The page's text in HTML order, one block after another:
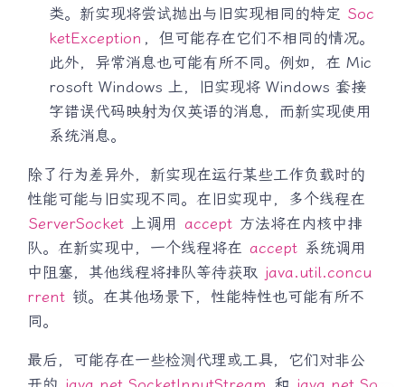
类。新实现将尝试抛出与旧实现相同的特定 Soc
ketException ，但可能存在它们不相同的情况。
此外，异常消息也可能有所不同。例如，在 Mic
rosoft Windows 上，旧实现将 Windows 套接
字错误代码映射为仅英语的消息，而新实现使用
系统消息。
除了行为差异外，新实现在运行某些工作负载时的
性能可能与旧实现不同。在旧实现中，多个线程在
ServerSocket 上调用 accept 方法将在内核中排
队。在新实现中，一个线程将在 accept 系统调用
中阻塞，其他线程将排队等待获取 java.util.concu
rrent 锁。在其他场景下，性能特性也可能有所不
同。
最后，可能存在一些检测代理或工具，它们对非公